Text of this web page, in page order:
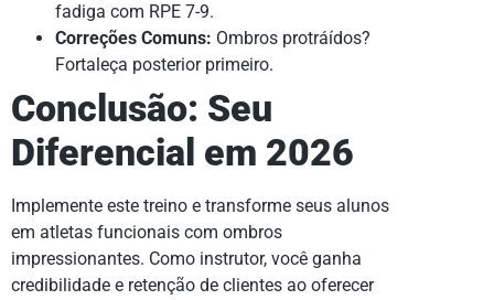
fadiga com RPE 7-9.
Correções Comuns: Ombros protráídos?
Fortaleça posterior primeiro.
Conclusão: Seu
Diferencial em 2026
Implemente este treino e transforme seus alunos
em atletas funcionais com ombros
impressionantes. Como instrutor, você ganha
credibilidade e retenção de clientes ao oferecer